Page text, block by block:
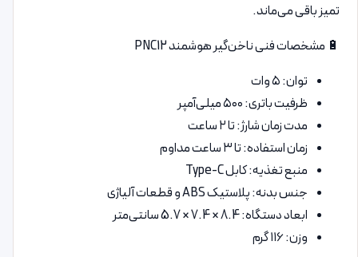
تمیز باقی می‌ماند.
🔋 مشخصات فنی ناخن‌گیر هوشمند PNC12
توان: ۵ وات
ظرفیت باتری: ۵۰۰ میلی‌آمپر
مدت زمان شارژ: تا ۲ ساعت
زمان استفاده: تا ۳ ساعت مداوم
منبع تغذیه: کابل Type-C
جنس بدنه: پلاستیک ABS و قطعات آلیاژی
ابعاد دستگاه: 8.4 × 7.4 × 5.7 سانتی‌متر
وزن: ۱۱۶ گرم